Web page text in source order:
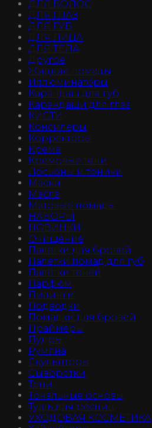
ДЛЯ ВОЛОС
ДЛЯ ГЛАЗ
ДЛЯ ГУБ
ДЛЯ ЛИЦА
ДЛЯ ТЕЛА
Другое
Жидкие помады
Иллюминаторы
Карандаш для губ
Карандаши для глаз
КИСТИ
Консилеры
Корректоры
Крема
Кремовые тени
Лосьоны и тоники
Маски
Масла
Матовые помады
НАБОРЫ
НОВИНКИ
Очищение
Палетки для бровей
Палетки помад для губ
Палетки теней
Парфюм
Пилинги
Подводки
Помадки для бровей
Праймеры
Пудры
Румяна
Скульпторы
Сыворотки
Тени
Тональные основы
Тушь для ресниц
УХОДОВАЯ КОСМЕТИКА